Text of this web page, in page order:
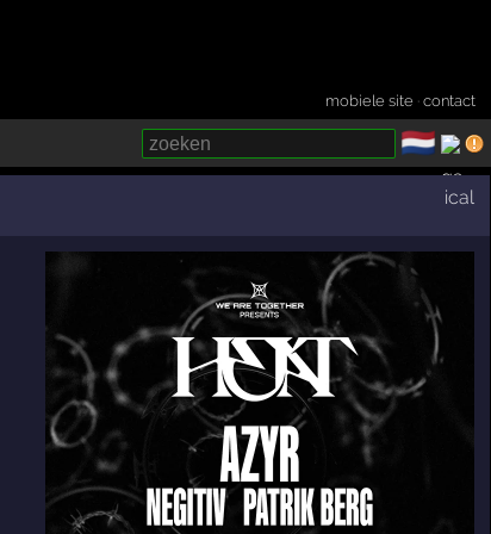
mobiele site ·contact
🇳🇱
ical